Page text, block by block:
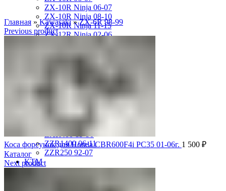
ZX-10R Ninja 06-07
ZX-10R Ninja 08-10
ZX-10R Ninja 11-15
ZX-12R Ninja 02-06
ZX-6R 13-16
ZX-9R 98-99
ZX-9R Ninja 00-03
ZZR1400 06-11
ZZR250 92-07
KTM
DUKE125 12-16
Главная » Kawasaki»ZX-6R 98-99
Previous product
Коса форсунок для Honda CBR600F4i PC35 01-06г. 1 500 ₽
Каталог
Next product